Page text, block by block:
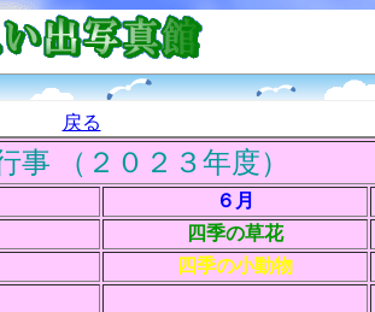
戻る
事 （２０２３年度）
６月
四季の草花
四季の小動物